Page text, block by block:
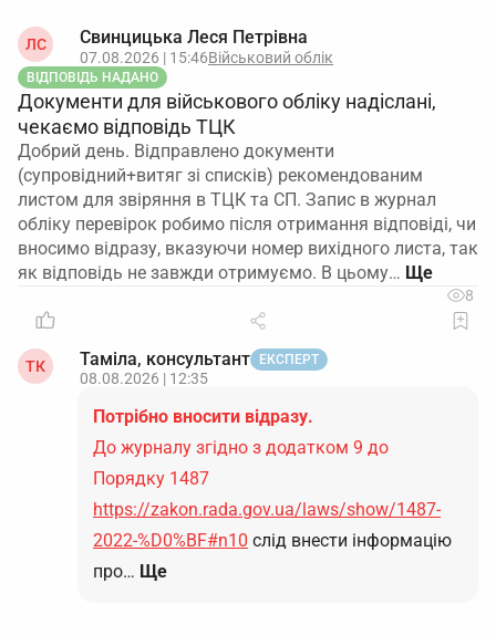
ЛС Свинцицька Леся Петрівна
07.08.2026 | 15:46Військовий облік
ВІДПОВІДЬ НАДАНО
Документи для військового обліку надіслані,
чекаємо відповідь ТЦК
Добрий день. Відправлено документи
(супровідний+витяг зі списків) рекомендованим
листом для звіряння в ТЦК та СП. Запис в журнал
обліку перевірок робимо після отримання відповіді, чи
вносимо відразу, вказуючи номер вихідного листа, так
як відповідь не завжди отримуємо. В цьому…
8
ТК Таміла, консультант ЕКСПЕРТ
08.08.2026 | 12:35
Потрібно вносити відразу.
До журналу згідно з додатком 9 до
Порядку 1487
https://zakon.rada.gov.ua/laws/show/1487-
2022-%D0%BF#n10 слід внести інформацію
про… Ще